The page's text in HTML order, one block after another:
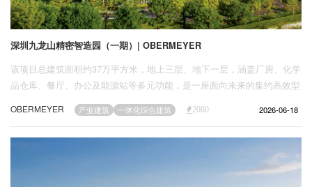
深圳九龙山精密智造园（一期）| OBERMEYER
该项目总建筑面积约37万平方米，地上三层、地下一层，涵盖厂房、化学
品仓库、餐厅、办公及能源站等多元功能，是一座面向未来的集约高效型
OBERMEYER 产业建筑 一体化综合建筑 2080 2026-06-18